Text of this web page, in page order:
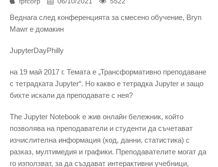
Веднага след конференцията за смесено обучение, Bryn
Mawr е домакин
JupyterDayPhilly
на 19 май 2017 г. Темата е „Трансформативно преподаване
с тетрадката Jupyter“. Но какво е тетрадка Jupyter и защо
бихте искали да преподавате с нея?
The Jupyter Notebook е жив онлайн бележник, който
позволява на преподаватели и студенти да съчетават
изчислителна информация (код, данни, статистика) с
разказ, мултимедия и графики. Преподавателите могат да
го използват, за да създават интерактивни учебници,